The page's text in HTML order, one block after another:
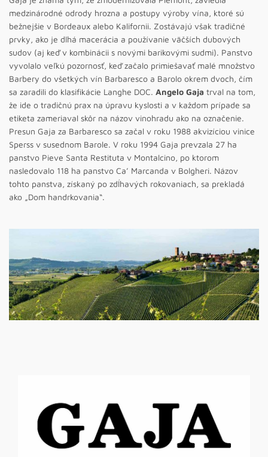
medzinárodné odrody hrozna a postupy výroby vína, ktoré sú
bežnejšie v Bordeaux alebo Kalifornii. Zostávajú však tradičné
prvky, ako je dlhá macerácia a používanie väčších dubových
sudov (aj keď v kombinácii s novými barikovými sudmi). Panstvo
vyvolalo veľkú pozornosť, keď začalo primiešavať malé množstvo
Barbery do všetkých vín Barbaresco a Barolo okrem dvoch, čím
sa zaradili do klasifikácie Langhe DOC. Angelo Gaja trval na tom,
že ide o tradičnú prax na úpravu kyslosti a v každom prípade sa
etiketa zameriaval skôr na názov vinohradu ako na označenie.
Presun Gaja za Barbaresco sa začal v roku 1988 akvizíciou vinice
Sperss v susednom Barole. V roku 1994 Gaja prevzala 27 ha
panstvo Pieve Santa Restituta v Montalcino, po ktorom
nasledovalo 118 ha panstvo Ca’ Marcanda v Bolgheri. Názov
tohto panstva, získaný po zdĺhavých rokovaniach, sa prekladá
ako „Dom handrkovania“.